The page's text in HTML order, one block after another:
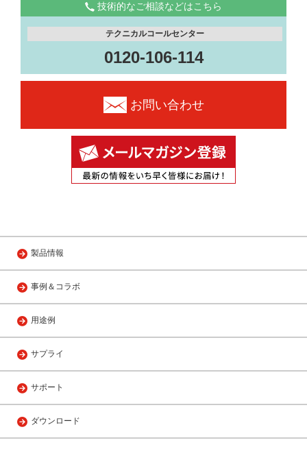
技術的なご相談などはこちら
テクニカルコールセンター
0120-106-114
お問い合わせ
製品情報
事例＆コラボ
用途例
サプライ
サポート
ダウンロード